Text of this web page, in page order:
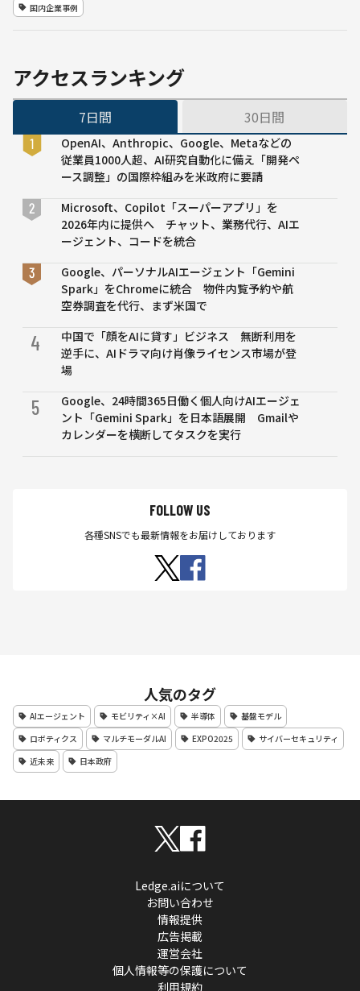
入門
ド」
国内企業事例
アクセスランキング
7日間 30日間
OpenAI、Anthropic、Google、Metaなどの
従業員1000人超、AI研究自動化に備え「開発ペ
ース調整」の国際枠組みを米政府に要請
Microsoft、Copilot「スーパーアプリ」を
2026年内に提供へ チャット、業務代行、AIエ
ージェント、コードを統合
Google、パーソナルAIエージェント「Gemini
Spark」をChromeに統合 物件内覧予約や航
空券調査を代行、まず米国で
4
中国で「顔をAIに貸す」ビジネス 無断利用を
逆手に、AIドラマ向け肖像ライセンス市場が登
場
5
Google、24時間365日働く個人向けAIエージェ
ント「Gemini Spark」を日本語展開 Gmailや
カレンダーを横断してタスクを実行
FOLLOW US
各種SNSでも最新情報をお届けしております
人気のタグ
AIエージェント モビリティ×AI 半導体
基盤モデル
ロボティクス
マルチモーダルAI EXPO2025
サイバーセキュリティ
近未来
日本政府
Ledge.aiについて
お問い合わせ
情報提供
広告掲載
運営会社
個人情報等の保護について
利用規約